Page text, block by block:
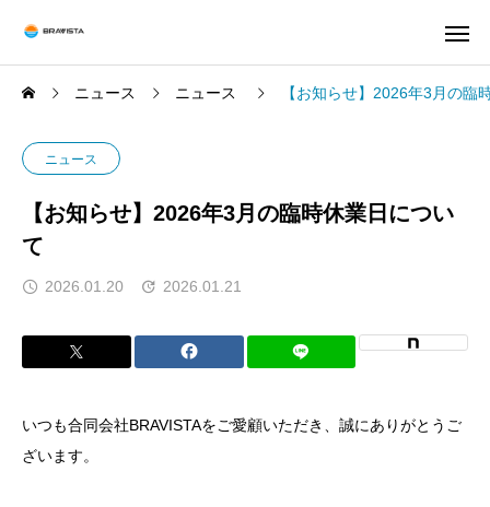
ニュース ニュース 【お知らせ】2026年3月の臨
ニュース
【お知らせ】2026年3月の臨時休業日につい
て
2026.01.20 2026.01.21
いつも合同会社BRAVISTAをご愛顧いただき、誠にありがとうご
ざいます。